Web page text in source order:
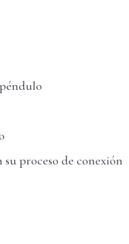
proceso de conexión